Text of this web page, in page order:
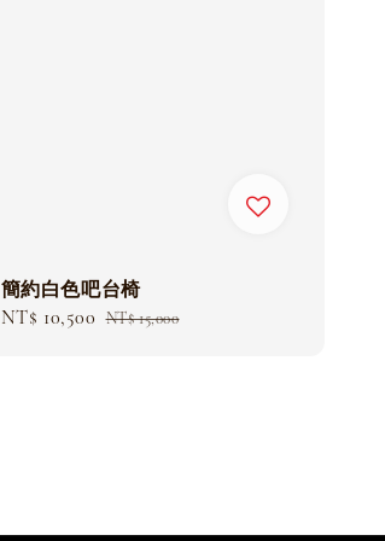
簡約白色吧台椅
Sale
NT$ 10,500 Regular
NT$ 15,000